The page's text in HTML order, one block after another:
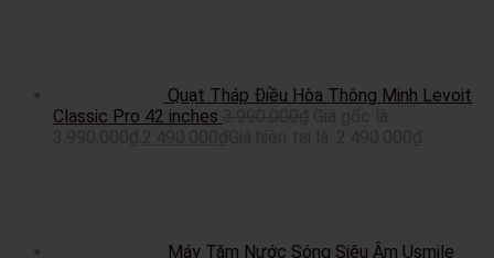
Quạt Tháp Điều Hòa Thông Minh Levoit
Classic Pro 42 inches
Máy Tăm Nước Sóng Siêu Âm Usmile